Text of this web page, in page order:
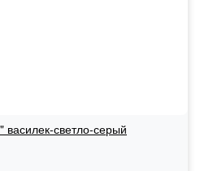
светло-серый